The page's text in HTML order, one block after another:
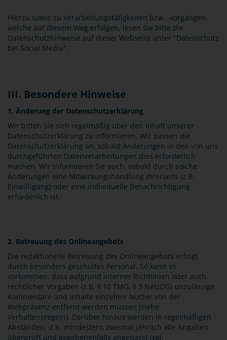
Hierzu sowie zu Verarbeitungstätigkeiten bzw. -vorgängen,
welche auf diesem Weg erfolgen, lesen Sie bitte die
Datenschutzhinweise auf dieser Webseite unter "Datenschutz
bei Social Media".
III. Besondere Hinweise
1. Änderung der Datenschutzerklärung
Wir bitten Sie sich regelmäßig über den Inhalt unserer
Datenschutzerklärung zu informieren. Wir passen die
Datenschutzerklärung an, sobald Änderungen in den von uns
durchgeführten Datenverarbeitungen dies erforderlich
machen. Wir informieren Sie auch, sobald durch solche
Änderungen eine Mitwirkungshandlung Ihrerseits (z.B.
Einwilligung) oder eine individuelle Benachrichtigung
erforderlich ist.
2. Betreuung des Onlineangebots
Die redaktionelle Betreuung des Onlineangebots erfolgt
durch besonders geschultes Personal. So kann es
vorkommen, dass aufgrund interner Richtlinien oder auch
rechtlicher Vorgaben (z.B. § 10 TMG, § 3 NetzDG) unzulässige
Kommentare und Inhalte einzelner Nutzer von der
Webpräsenz entfernt werden müssen (siehe
Verhaltensregeln). Darüber hinaus werden in regelmäßigen
Abständen, d.h. mindestens zweimal jährlich alle Angaben
überprüft und gegebenenfalls angepasst (vgl.